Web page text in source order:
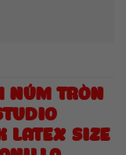
NÚM TRÒN
LATEX SIZE